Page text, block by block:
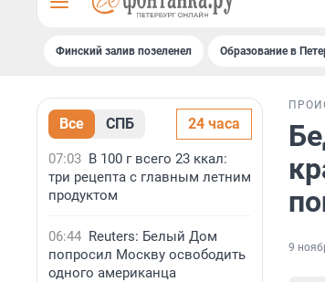
Финский залив позеленел Образование в
Все СПБ 24 часа
07:03 В 100 г всего 23 ккал:
три рецепта с главным летним
продуктом
06:44 Reuters: Белый Дом
попросил Москву освободить
одного американца
9